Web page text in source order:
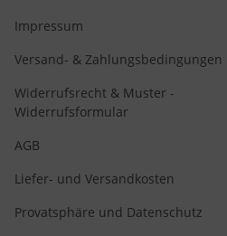
Impressum
Versand- & Zahlungsbedingungen
Widerrufsrecht & Muster -
Widerrufsformular
AGB
Liefer- und Versandkosten
Provatsphäre und Datenschutz